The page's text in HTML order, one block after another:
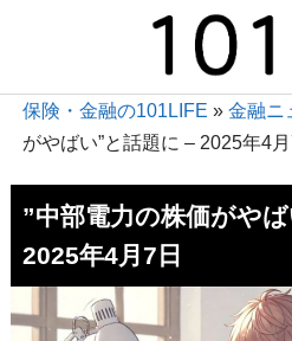
保険・金融の101LIFE » 金融ニ
がやばい”と話題に – 2025年4月
”中部電力の株価がや
2025年4月7日